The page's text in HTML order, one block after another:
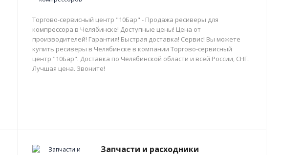
Торгово-сервисный центр "10Бар" - Продажа ресиверы для
компрессора в Челябинске! Доступные цены! Цена от
производителей! Гарантия! Быстрая доставка! Сервис! Вы можете
купить ресиверы в Челябинске в компании Торгово-сервисный
центр "10Бар". Доставка по Челябинской области и всей России, СНГ.
Лучшая цена. Звоните!
Запчасти и расходники